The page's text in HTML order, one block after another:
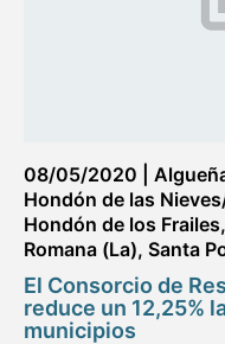
08/05/2020
Hondón de las
Hondón de los Frailes,
Romana (La), Santa
El Consorcio de
reduce un 12,25%
municipios